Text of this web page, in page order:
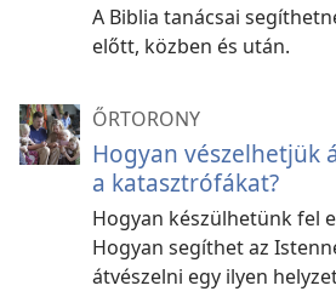
A Biblia tanácsai
előtt, közben és után.
ŐRTORONY
Hogyan vészelhetjük
a katasztrófákat?
Hogyan készülhetünk fel
Hogyan segíthet az
átvészelni egy ilyen